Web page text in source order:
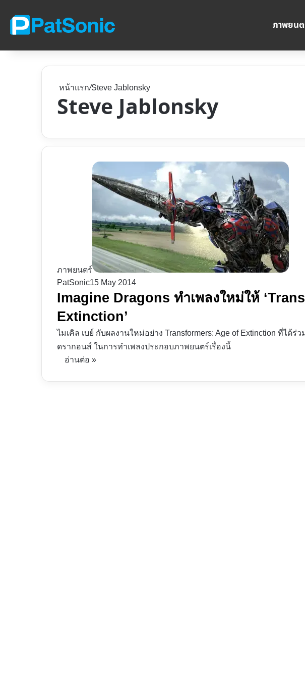
ภาพยน
หน้าแรก/Steve Jablonsky
Steve Jablonsky
ภาพยนตร์
PatSonic15 May 2014
Imagine Dragons ทำเพลงใหม่ให้
Extinction’
ไมเคิล เบย์ กับผลงานใหม่อย่าง Transformers: Age of Extinction ที่ได้
ดรากอนส์ ในการทำเพลงประกอบภาพยนตร์เรื่องนี้
อ่านต่อ »